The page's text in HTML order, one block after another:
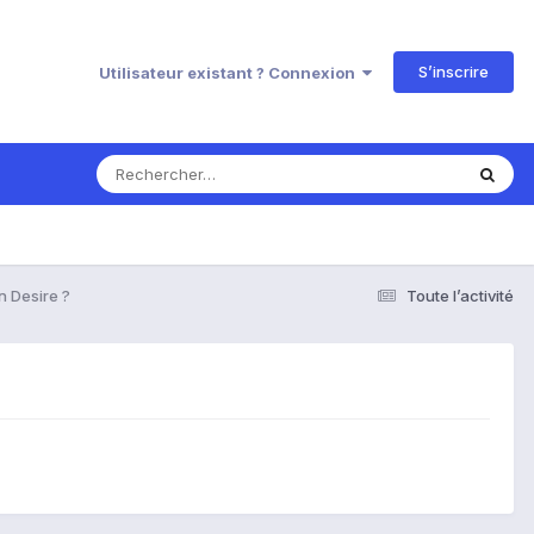
Utilisateur existant ? Connexion S’inscrire
Toute l’activité
Desire ?